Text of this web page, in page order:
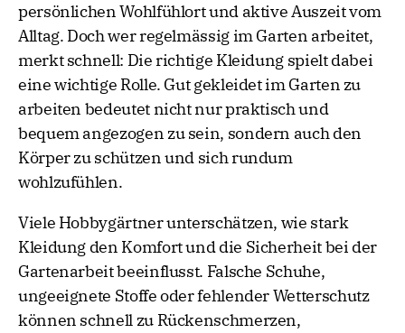
persönlichen Wohlfühlort und aktive Auszeit vom
Alltag. Doch wer regelmässig im Garten arbeitet,
merkt schnell: Die richtige Kleidung spielt dabei
eine wichtige Rolle. Gut gekleidet im Garten zu
arbeiten bedeutet nicht nur praktisch und
bequem angezogen zu sein, sondern auch den
Körper zu schützen und sich rundum
wohlzufühlen.
Viele Hobbygärtner unterschätzen, wie stark
Kleidung den Komfort und die Sicherheit bei der
Gartenarbeit beeinflusst. Falsche Schuhe,
ungeeignete Stoffe oder fehlender Wetterschutz
können schnell zu Rückenschmerzen,